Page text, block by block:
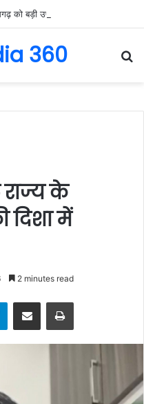
360
के
दिशा में
2 minutes read
TelegramShare via Email Print